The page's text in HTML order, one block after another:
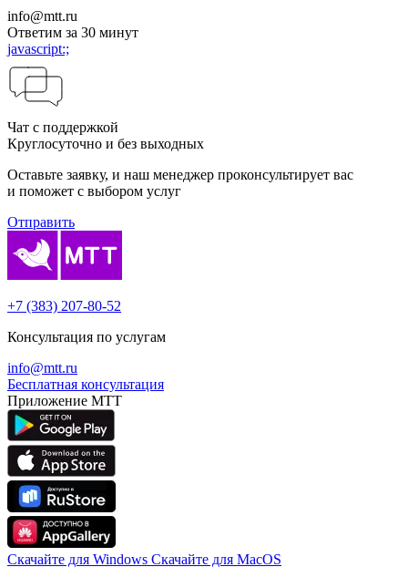
info@mtt.ru
Ответим за 30 минут
javascript:;
Чат с поддержкой
Круглосуточно и без выходных
Оставьте заявку, и наш менеджер проконсуль­тирует вас
и поможет с выбором услуг
Отправить
+7 (383) 207-80-52
Консультация по услугам
info@mtt.ru
Бесплатная консультация
Приложение МТТ
Скачайте для Windows Cкачайте для MacOS